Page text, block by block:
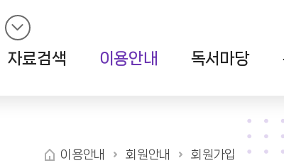
자료검색 이용안내 독서마당
이용안내 회원안내 회원가입